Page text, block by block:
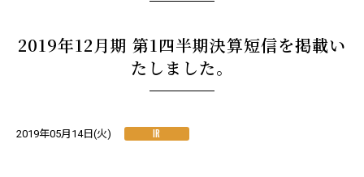
2019年12月期 第1四半期決算短信を掲載い
たしました。
2019年05月14日(火) IR